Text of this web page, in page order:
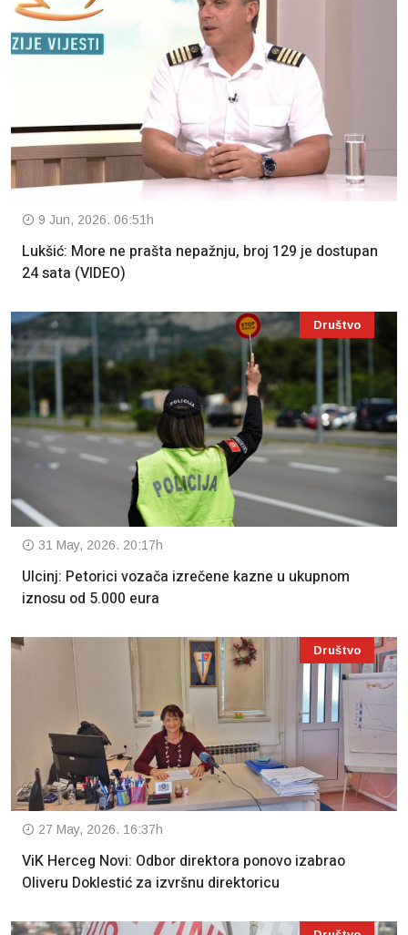
9 Jun, 2026. 06:51h
Lukšić: More ne prašta nepažnju, broj 129 je dostupan
24 sata (VIDEO)
Društvo
31 May, 2026. 20:17h
Ulcinj: Petorici vozača izrečene kazne u ukupnom
iznosu od 5.000 eura
Društvo
27 May, 2026. 16:37h
ViK Herceg Novi: Odbor direktora ponovo izabrao
Oliveru Doklestić za izvršnu direktoricu